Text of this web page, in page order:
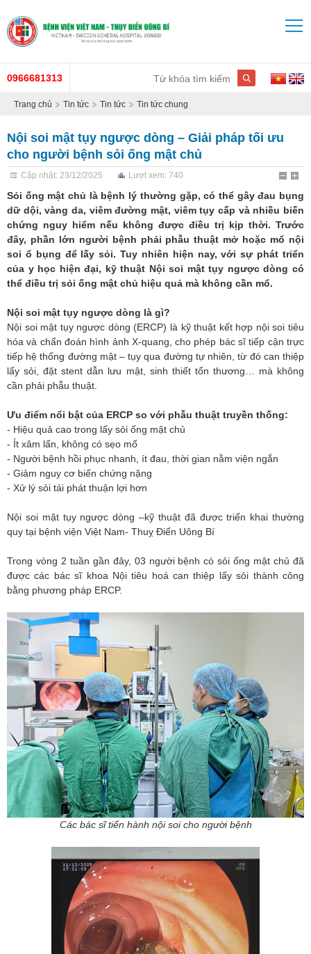
0966681313
Trang chủ Tin tức Tin tức Tin tức chung
Nội soi mật tụy ngược dòng – Giải pháp tối ưu
cho người bệnh sỏi ống mật chủ
Cập nhật: 23/12/2025 Lượt xem: 740
Sỏi ống mật chủ là bệnh lý thường gặp, có thể gây đau bụng
dữ dội, vàng da, viêm đường mật, viêm tụy cấp và nhiều biến
chứng nguy hiểm nếu không được điều trị kịp thời. Trước
đây, phần lớn người bệnh phải phẫu thuật mở hoặc mổ nội
soi ổ bụng để lấy sỏi. Tuy nhiên hiện nay, với sự phát triển
của y học hiện đại, kỹ thuật Nội soi mật tụy ngược dòng có
thể điều trị sỏi ống mật chủ hiệu quả mà không cần mổ.
Nội soi mật tụy ngược dòng là gì?
Nội soi mật tụy ngược dòng (ERCP) là kỹ thuật kết hợp nội soi tiêu
hóa và chẩn đoán hình ảnh X-quang, cho phép bác sĩ tiếp cận trực
tiếp hệ thống đường mật – tụy qua đường tự nhiên, từ đó can thiệp
lấy sỏi, đặt stent dẫn lưu mật, sinh thiết tổn thương… mà không
cần phải phẫu thuật.
Ưu điểm nổi bật của ERCP so với phẫu thuật truyền thống:
- Hiệu quả cao trong lấy sỏi ống mật chủ
- Ít xâm lấn, không có sẹo mổ
- Người bệnh hồi phục nhanh, ít đau, thời gian nằm viện ngắn
- Giảm nguy cơ biến chứng nặng
- Xử lý sỏi tái phát thuận lợi hơn
Nội soi mật tụy ngược dòng –kỹ thuật đã được triển khai thường
quy tại bệnh viện Việt Nam- Thuỵ Điển Uông Bí
Trong vòng 2 tuần gần đây, 03 người bệnh có sỏi ống mật chủ đã
được các bác sĩ khoa Nội tiêu hoá can thiệp lấy sỏi thành công
bằng phương pháp ERCP.
Các bác sĩ tiến hành nội soi cho người bệnh